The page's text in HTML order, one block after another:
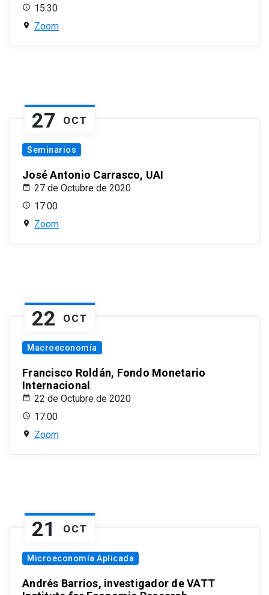
15:30
Zoom
27 OCT
Seminarios
José Antonio Carrasco, UAI
27 de Octubre de 2020
17:00
Zoom
22 OCT
Macroeconomía
Francisco Roldán, Fondo Monetario
Internacional
22 de Octubre de 2020
17:00
Zoom
21 OCT
Microeconomía Aplicada
Andrés Barrios, investigador de VATT